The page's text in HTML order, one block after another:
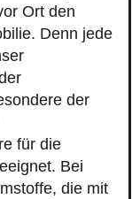
Ort den
Denn jede
der
für die
Bei
die mit